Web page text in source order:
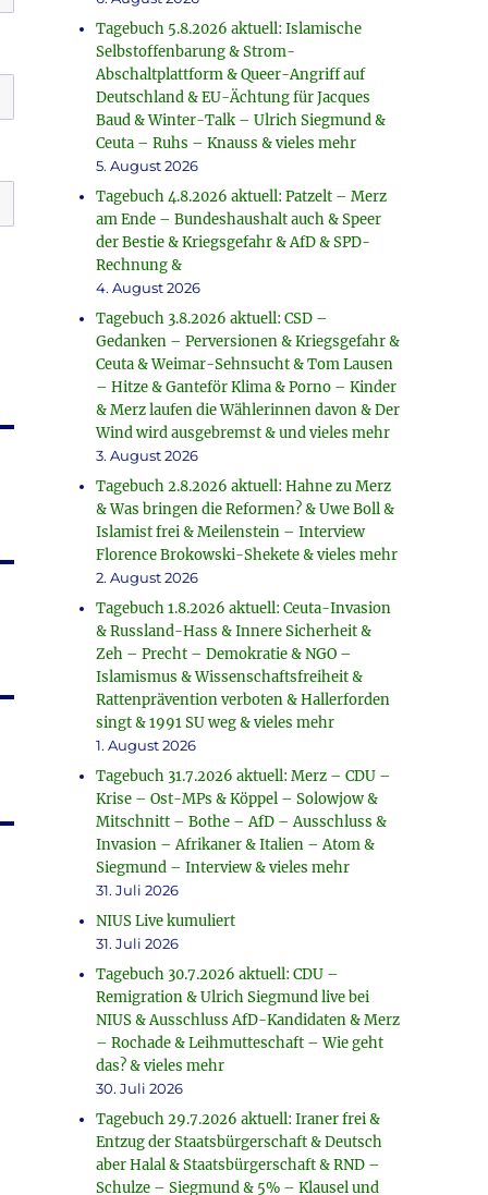
Tagebuch 5.8.2026 aktuell: Islamische
Selbstoffenbarung & Strom-
Abschaltplattform & Queer-Angriff auf
Deutschland & EU-Ächtung für Jacques
Baud & Winter-Talk – Ulrich Siegmund &
Ceuta – Ruhs – Knauss & vieles mehr
5. August 2026
Tagebuch 4.8.2026 aktuell: Patzelt – Merz
am Ende – Bundeshaushalt auch & Speer
der Bestie & Kriegsgefahr & AfD & SPD-
Rechnung &
4. August 2026
Tagebuch 3.8.2026 aktuell: CSD –
Gedanken – Perversionen & Kriegsgefahr &
Ceuta & Weimar-Sehnsucht & Tom Lausen
– Hitze & Ganteför Klima & Porno – Kinder
& Merz laufen die Wählerinnen davon & Der
Wind wird ausgebremst & und vieles mehr
3. August 2026
Tagebuch 2.8.2026 aktuell: Hahne zu Merz
& Was bringen die Reformen? & Uwe Boll &
Islamist frei & Meilenstein – Interview
Florence Brokowski-Shekete & vieles mehr
2. August 2026
Tagebuch 1.8.2026 aktuell: Ceuta-Invasion
& Russland-Hass & Innere Sicherheit &
Zeh – Precht – Demokratie & NGO –
Islamismus & Wissenschaftsfreiheit &
Rattenprävention verboten & Hallerforden
singt & 1991 SU weg & vieles mehr
1. August 2026
Tagebuch 31.7.2026 aktuell: Merz – CDU –
Krise – Ost-MPs & Köppel – Solowjow &
Mitschnitt – Bothe – AfD – Ausschluss &
Invasion – Afrikaner & Italien – Atom &
Siegmund – Interview & vieles mehr
31. Juli 2026
NIUS Live kumuliert
31. Juli 2026
Tagebuch 30.7.2026 aktuell: CDU –
Remigration & Ulrich Siegmund live bei
NIUS & Ausschluss AfD-Kandidaten & Merz
– Rochade & Leihmutteschaft – Wie geht
das? & vieles mehr
30. Juli 2026
Tagebuch 29.7.2026 aktuell: Iraner frei &
Entzug der Staatsbürgerschaft & Deutsch
aber Halal & Staatsbürgerschaft & RND –
Schulze – Siegmund & 5% – Klausel und